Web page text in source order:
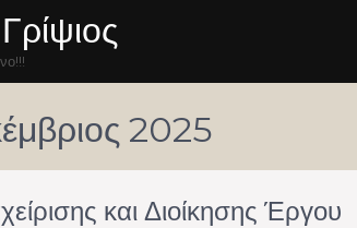
2025
και Διοίκησης Έργου